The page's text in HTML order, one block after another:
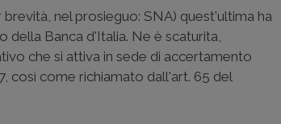
brevità, nel prosieguo: SNA) quest'ultima ha
Banca d'Italia. Ne è scaturita,
che si attiva in sede di accertamento
così come richiamato dall'art. 65 del